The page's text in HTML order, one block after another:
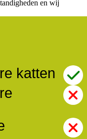
en wij
katten